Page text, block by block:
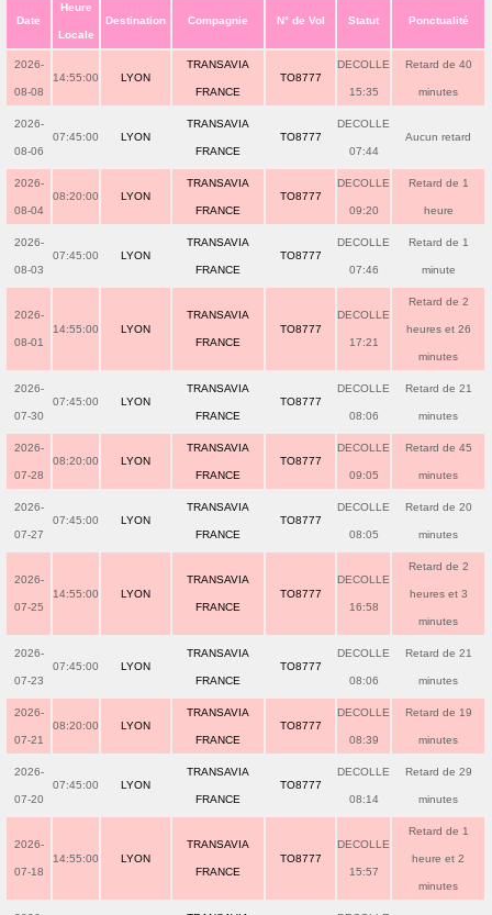
Date
Heure
Locale
Destination Compagnie N° de Vol Statut Ponctualité
2026-
08-08
14:55:00 LYON
TRANSAVIA
FRANCE
TO8777
DECOLLE
15:35
Retard de 40
minutes
2026-
08-06
07:45:00 LYON
TRANSAVIA
FRANCE
TO8777
DECOLLE
07:44
Aucun retard
2026-
08-04
08:20:00 LYON
TRANSAVIA
FRANCE
TO8777
DECOLLE
09:20
Retard de 1
heure
2026-
08-03
07:45:00 LYON
TRANSAVIA
FRANCE
TO8777
DECOLLE
07:46
Retard de 1
minute
2026-
08-01
14:55:00 LYON
TRANSAVIA
FRANCE
TO8777
DECOLLE
17:21
Retard de 2
heures et 26
minutes
2026-
07-30
07:45:00 LYON
TRANSAVIA
FRANCE
TO8777
DECOLLE
08:06
Retard de 21
minutes
2026-
07-28
08:20:00 LYON
TRANSAVIA
FRANCE
TO8777
DECOLLE
09:05
Retard de 45
minutes
2026-
07-27
07:45:00 LYON
TRANSAVIA
FRANCE
TO8777
DECOLLE
08:05
Retard de 20
minutes
2026-
07-25
14:55:00 LYON
TRANSAVIA
FRANCE
TO8777
DECOLLE
16:58
Retard de 2
heures et 3
minutes
2026-
07-23
07:45:00 LYON
TRANSAVIA
FRANCE
TO8777
DECOLLE
08:06
Retard de 21
minutes
2026-
07-21
08:20:00 LYON
TRANSAVIA
FRANCE
TO8777
DECOLLE
08:39
Retard de 19
minutes
2026-
07-20
07:45:00 LYON
TRANSAVIA
FRANCE
TO8777
DECOLLE
08:14
Retard de 29
minutes
2026-
07-18
14:55:00 LYON
TRANSAVIA
FRANCE
TO8777
DECOLLE
15:57
Retard de 1
heure et 2
minutes